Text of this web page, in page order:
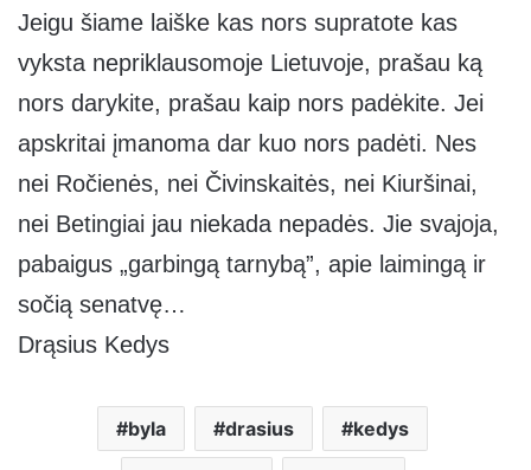
Jeigu šiame laiške kas nors supratote kas
vyksta nepriklausomoje Lietuvoje, prašau ką
nors darykite, prašau kaip nors padėkite. Jei
apskritai įmanoma dar kuo nors padėti. Nes
nei Ročienės, nei Čivinskaitės, nei Kiuršinai,
nei Betingiai jau niekada nepadės. Jie svajoja,
pabaigus „garbingą tarnybą”, apie laimingą ir
sočią senatvę…
Drąsius Kedys
byla drasius kedys